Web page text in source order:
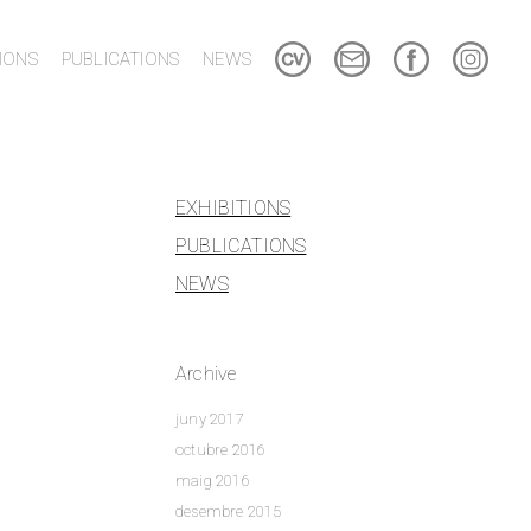
PUBLICATIONS NEWS
EXHIBITIONS
PUBLICATIONS
NEWS
Archive
juny 2017
octubre 2016
maig 2016
desembre 2015